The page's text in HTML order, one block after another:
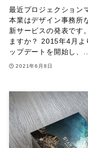
最近プロジェクション
本業はデザイン事務所
新サービスの発表です
ますか？ 2015年4月
ップデートを開始し、...
2021年6月8日